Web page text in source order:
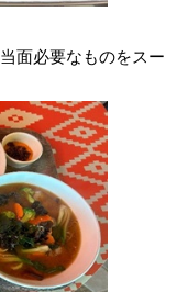
面必要なものをスー